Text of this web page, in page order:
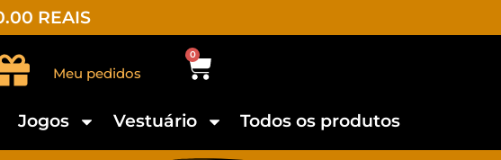
REAIS
Meu pedidos
0
Jogos Vestuário Todos os produtos